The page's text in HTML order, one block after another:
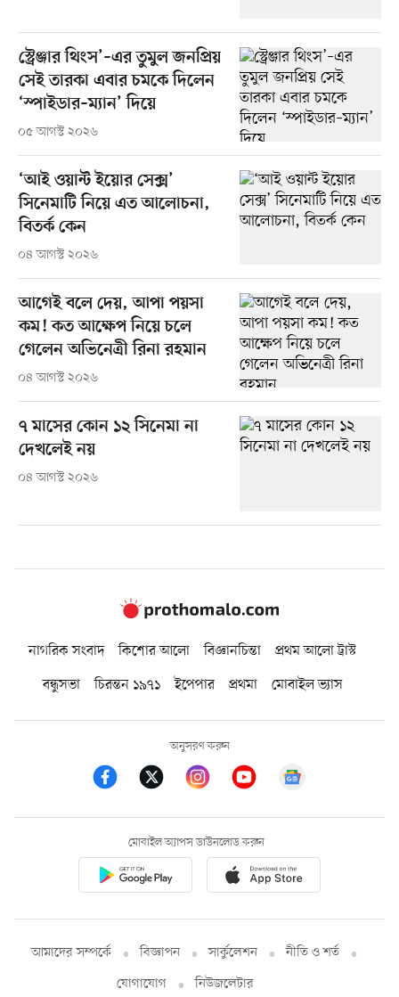
স্ট্রেঞ্জার থিংস’–এর তুমুল জনপ্রিয়
সেই তারকা এবার চমকে দিলেন
‘স্পাইডার–ম্যান’ দিয়ে
০৫ আগস্ট ২০২৬
‘আই ওয়ান্ট ইয়োর সেক্স’
সিনেমাটি নিয়ে এত আলোচনা,
বিতর্ক কেন
০৪ আগস্ট ২০২৬
আগেই বলে দেয়, আপা পয়সা
কম! কত আক্ষেপ নিয়ে চলে
গেলেন অভিনেত্রী রিনা রহমান
০৪ আগস্ট ২০২৬
৭ মাসের কোন ১২ সিনেমা না
দেখলেই নয়
০৪ আগস্ট ২০২৬
নাগরিক সংবাদ কিশোর আলো বিজ্ঞানচিন্তা
প্রথম আলো ট্রাস্ট
বন্ধুসভা
চিরন্তন ১৯৭১ ইপেপার প্রথমা মোবাইল ভ্যাস
অনুসরণ করুন
মোবাইল অ্যাপস ডাউনলোড করুন
আমাদের সম্পর্কে বিজ্ঞাপন সার্কুলেশন
নীতি ও শর্ত
যোগাযোগ
নিউজলেটার